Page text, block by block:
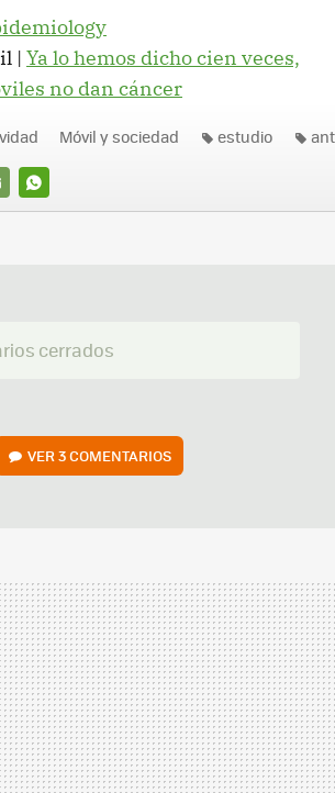
| Ya lo hemos dicho cien veces,
no dan cáncer
WHATSAPP
Móvil y sociedad estudio
cerrados
VER3 COMENTARIOS